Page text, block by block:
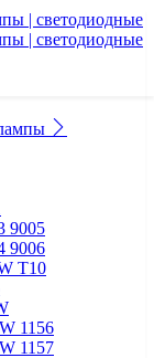
9005
9006
T10
1156
1157